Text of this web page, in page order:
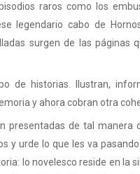
raros como los
legendario cabo de
surgen de las
de historias. Ilustran,
y ahora cobran otra
presentadas de tal
y urde lo que les va
lo novelesco reside en la